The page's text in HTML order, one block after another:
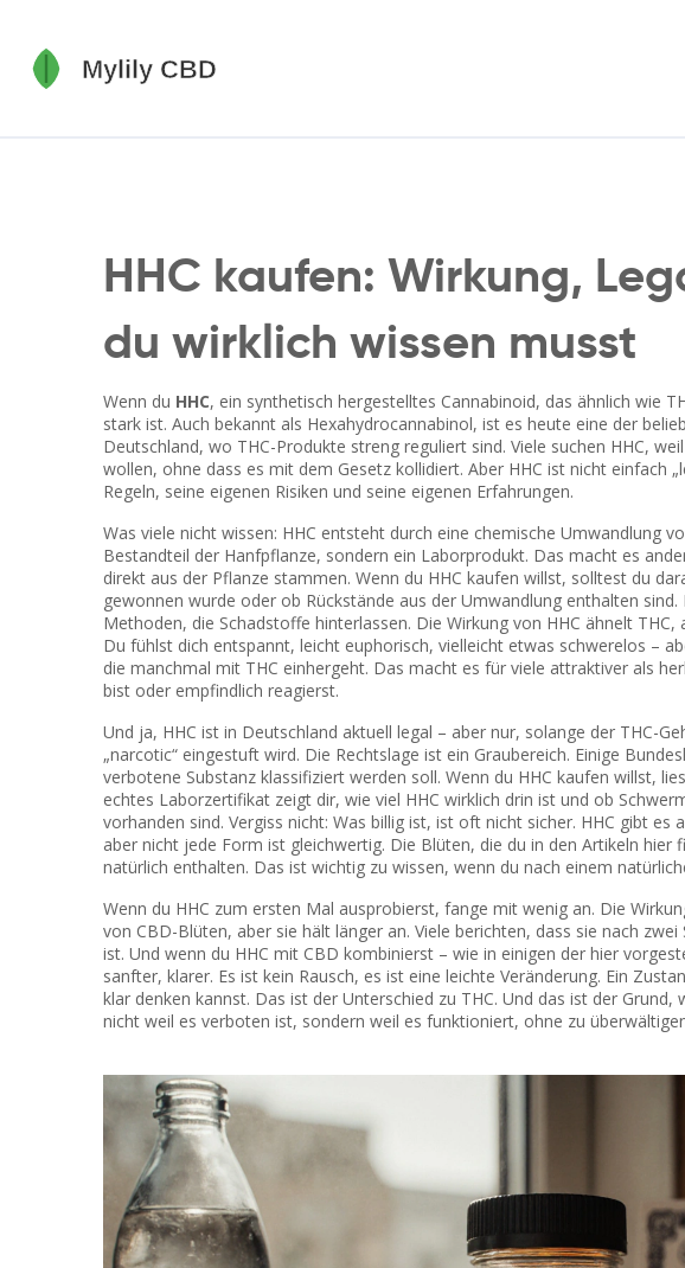
HHC kaufen: Wirkung,
du wirklich wissen musst
Wenn du HHC, ein synthetisch hergestelltes Cannabinoid, das ähnlich wie
stark ist. Auch bekannt als Hexahydrocannabinol, ist es heute eine der
Deutschland, wo THC-Produkte streng reguliert sind. Viele suchen HHC,
wollen, ohne dass es mit dem Gesetz kollidiert. Aber HHC ist nicht einfach
Regeln, seine eigenen Risiken und seine eigenen Erfahrungen.
Was viele nicht wissen: HHC entsteht durch eine chemische Umwandlung
Bestandteil der Hanfpflanze, sondern ein Laborprodukt. Das macht es
direkt aus der Pflanze stammen. Wenn du HHC kaufen willst, solltest du
gewonnen wurde oder ob Rückstände aus der Umwandlung enthalten
Methoden, die Schadstoffe hinterlassen. Die Wirkung von HHC ähnelt
Du fühlst dich entspannt, leicht euphorisch, vielleicht etwas schwerelos –
die manchmal mit THC einhergeht. Das macht es für viele attraktiver als
bist oder empfindlich reagierst.
Und ja, HHC ist in Deutschland aktuell legal – aber nur, solange der THC-
„narcotic“ eingestuft wird. Die Rechtslage ist ein Graubereich. Einige
verbotene Substanz klassifiziert werden soll. Wenn du HHC kaufen willst,
echtes Laborzertifikat zeigt dir, wie viel HHC wirklich drin ist und ob
vorhanden sind. Vergiss nicht: Was billig ist, ist oft nicht sicher. HHC gibt es
aber nicht jede Form ist gleichwertig. Die Blüten, die du in den Artikeln
natürlich enthalten. Das ist wichtig zu wissen, wenn du nach einem
Wenn du HHC zum ersten Mal ausprobierst, fange mit wenig an. Die
von CBD-Blüten, aber sie hält länger an. Viele berichten, dass sie nach
ist. Und wenn du HHC mit CBD kombinierst – wie in einigen der hier
sanfter, klarer. Es ist kein Rausch, es ist eine leichte Veränderung. Ein
klar denken kannst. Das ist der Unterschied zu THC. Und das ist der
nicht weil es verboten ist, sondern weil es funktioniert, ohne zu